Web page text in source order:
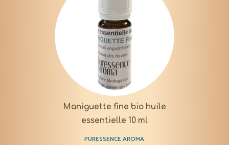
Maniguette fine bio huile
essentielle 10 ml
PURESSENCE AROMA